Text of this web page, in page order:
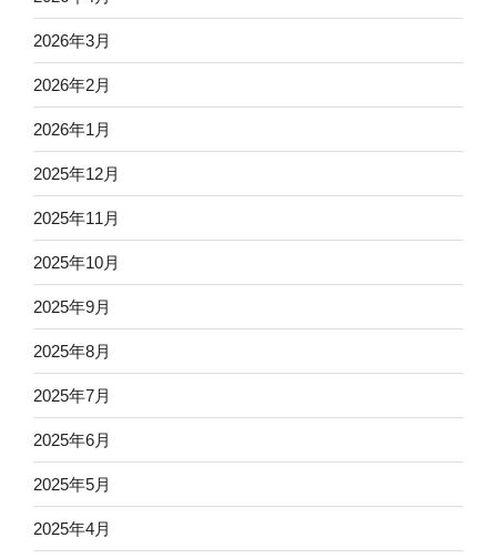
2026年3月
2026年2月
2026年1月
2025年12月
2025年11月
2025年10月
2025年9月
2025年8月
2025年7月
2025年6月
2025年5月
2025年4月